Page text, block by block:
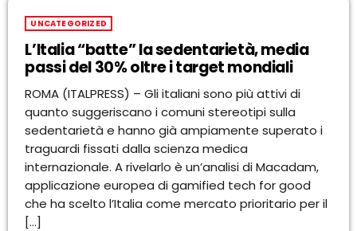
UNCATEGORIZED
L’Italia “batte” la sedentarietà, media
passi del 30% oltre i target mondiali
ROMA (ITALPRESS) – Gli italiani sono più attivi di
quanto suggeriscano i comuni stereotipi sulla
sedentarietà e hanno già ampiamente superato i
traguardi fissati dalla scienza medica
internazionale. A rivelarlo è un’analisi di Macadam,
applicazione europea di gamified tech for good
che ha scelto l’Italia come mercato prioritario per il
[…]